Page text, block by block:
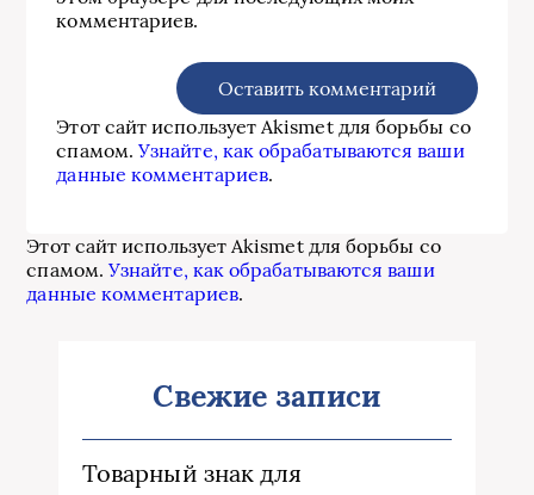
комментариев.
Этот сайт использует Akismet для борьбы со
спамом.Узнайте, как обрабатываются ваши
данные комментариев.
Этот сайт использует Akismet для борьбы со
спамом.Узнайте, как обрабатываются ваши
данные комментариев.
Свежие записи
Товарный знак для